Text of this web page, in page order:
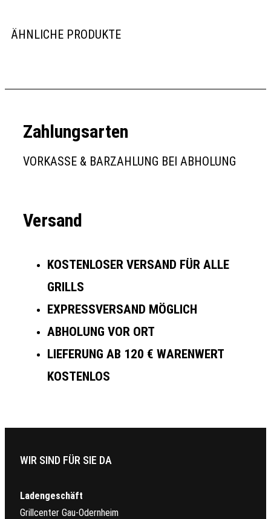
ÄHNLICHE PRODUKTE
Zahlungsarten
VORKASSE & BARZAHLUNG BEI ABHOLUNG
Versand
KOSTENLOSER VERSAND FÜR ALLE
GRILLS
EXPRESSVERSAND MÖGLICH
ABHOLUNG VOR ORT
LIEFERUNG AB 120 € WARENWERT
KOSTENLOS
WIR SIND FÜR SIE DA
Ladengeschäft
Grillcenter Gau-Odernheim